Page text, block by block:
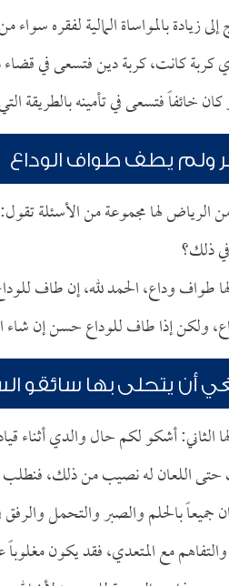
إلى زيادة بالمواساة المالية
كانت، كربة دين فتسعى في قضاء
كان خائفاً فتسعى في تأمينه
ولم يطف طواف الوداع
الرياض لها مجموعة من الأسئلة
ذلك؟
طواف وداع، الحمد لله، إن طاف
ولكن إذا طاف للوداع حسن إن شاء
أن يتحلى بها سائقو
الثاني: أشكو لكم حال والدي أثناء
اللعان له نصيب من ذلك،
بالحلم والصبر والتحمل
مع المتعدي، فقد يكون